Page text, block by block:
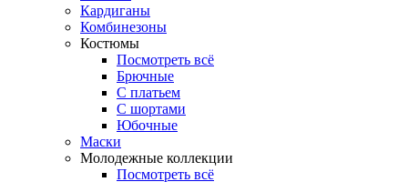
Кардиганы
Комбинезоны
Костюмы
Посмотреть всё
Брючные
С платьем
С шортами
Юбочные
Маски
Молодежные коллекции
Посмотреть всё